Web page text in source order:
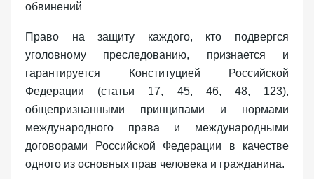
обвинений
Право на защиту каждого, кто подвергся
уголовному преследованию, признается и
гарантируется Конституцией Российской
Федерации (статьи 17, 45, 46, 48, 123),
общепризнанными принципами и нормами
международного права и международными
договорами Российской Федерации в качестве
одного из основных прав человека и гражданина.